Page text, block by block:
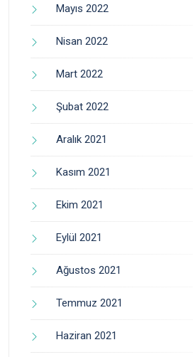
Mayıs 2022
Nisan 2022
Mart 2022
Şubat 2022
Aralık 2021
Kasım 2021
Ekim 2021
Eylül 2021
Ağustos 2021
Temmuz 2021
Haziran 2021